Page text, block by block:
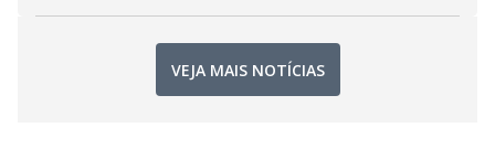
VEJA MAIS NOTÍCIAS